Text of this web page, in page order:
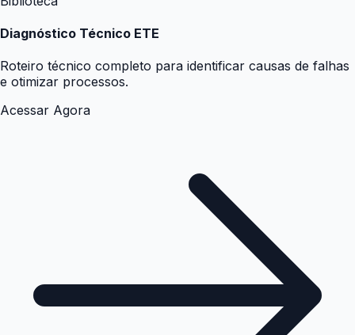
Diagnóstico Técnico ETE
Roteiro técnico completo para identificar causas de falhas
e otimizar processos.
Acessar Agora